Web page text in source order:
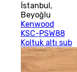
İstanbul,
Beyoğlu
Kenwood
KSC-PSW88
Koltuk altı sub